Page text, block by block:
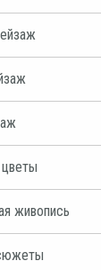
живопись